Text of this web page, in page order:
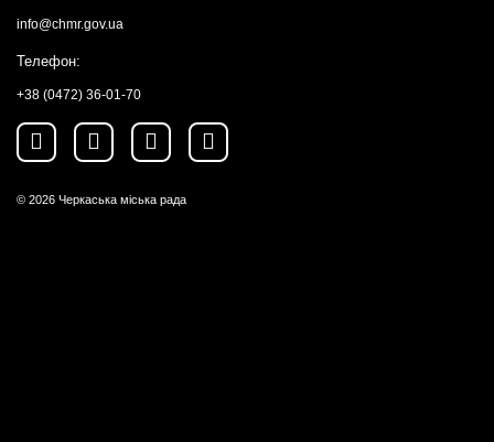
info@chmr.gov.ua
Телефон:
+38 (0472) 36-01-70
© 2026 Черкаська міська рада